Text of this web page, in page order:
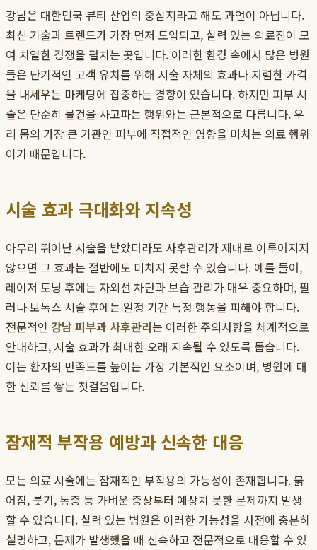
강남은 대한민국 뷰티 산업의 중심지라고 해도 과언이 아닙니다.
최신 기술과 트렌드가 가장 먼저 도입되고, 실력 있는 의료진이 모
여 치열한 경쟁을 펼치는 곳입니다. 이러한 환경 속에서 많은 병원
들은 단기적인 고객 유치를 위해 시술 자체의 효과나 저렴한 가격
을 내세우는 마케팅에 집중하는 경향이 있습니다. 하지만 피부 시
술은 단순히 물건을 사고파는 행위와는 근본적으로 다릅니다. 우
리 몸의 가장 큰 기관인 피부에 직접적인 영향을 미치는 의료 행위
이기 때문입니다.
시술 효과 극대화와 지속성
아무리 뛰어난 시술을 받았더라도 사후관리가 제대로 이루어지지
않으면 그 효과는 절반에도 미치지 못할 수 있습니다. 예를 들어,
레이저 토닝 후에는 자외선 차단과 보습 관리가 매우 중요하며, 필
러나 보톡스 시술 후에는 일정 기간 특정 행동을 피해야 합니다.
전문적인 강남 피부과 사후관리는 이러한 주의사항을 체계적으로
안내하고, 시술 효과가 최대한 오래 지속될 수 있도록 돕습니다.
이는 환자의 만족도를 높이는 가장 기본적인 요소이며, 병원에 대
한 신뢰를 쌓는 첫걸음입니다.
잠재적 부작용 예방과 신속한 대응
모든 의료 시술에는 잠재적인 부작용의 가능성이 존재합니다. 붉
어짐, 붓기, 통증 등 가벼운 증상부터 예상치 못한 문제까지 발생
할 수 있습니다. 실력 있는 병원은 이러한 가능성을 사전에 충분히
설명하고, 문제가 발생했을 때 신속하고 전문적으로 대응할 수 있